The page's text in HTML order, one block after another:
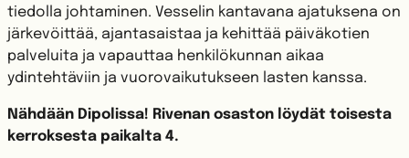
tiedolla johtaminen. Vesselin kantavana ajatuksena on
järkevöittää, ajantasaistaa ja kehittää päiväkotien
palveluita ja vapauttaa henkilökunnan aikaa
ydintehtäviin ja vuorovaikutukseen lasten kanssa.
Nähdään Dipolissa! Rivenan osaston löydät toisesta
kerroksesta paikalta 4.